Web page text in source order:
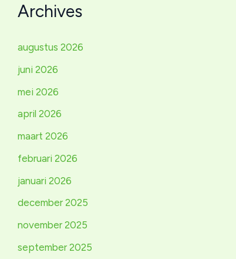
Archives
augustus 2026
juni 2026
mei 2026
april 2026
maart 2026
februari 2026
januari 2026
december 2025
november 2025
september 2025